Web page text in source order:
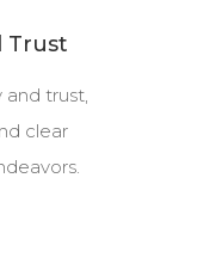
Trust
and trust,
clear